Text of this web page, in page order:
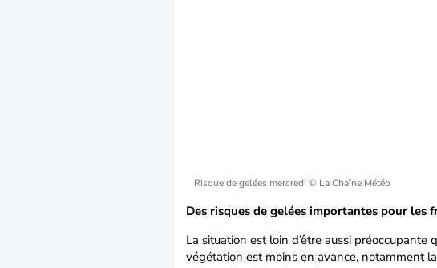
Risque de gelées mercredi © La Chaîne Météo
Des risques de gelées importantes pour les
La situation est loin d’être aussi
végétation est moins en avance, notamment